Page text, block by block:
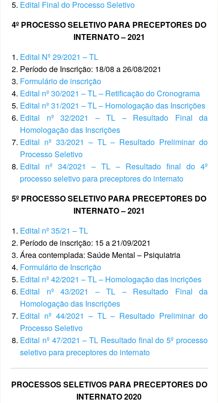
Edital Final do Processo Seletivo
4º PROCESSO SELETIVO PARA PRECEPTORES DO
INTERNATO – 2021
Edital Nº 29/2021 – TL
Período de Inscrição: 18/08 a 26/08/2021
Formulário de inscrição
Edital nº 30/2021 – TL – Retificação do Cronograma
Edital nº 31/2021 – TL – Homologação das Inscrições
Edital nº 32/2021 – TL – Resultado Final da
Homologação das Inscrições
Edital nº 33/2021 – TL – Resultado Preliminar do
Processo Seletivo
Edital nº 34/2021 – TL – Resultado final do 4º
processo seletivo para preceptores do internato
5º PROCESSO SELETIVO PARA PRECEPTORES DO
INTERNATO – 2021
Edital nº 35/21 – TL
Período de inscrição: 15 a 21/09/2021
Área contemplada: Saúde Mental – Psiquiatria
Formulário de Inscrição
Edital nº 42/2021 – TL – Homologação das incrições
Edital nº 43/2021 – TL – Resultado Final da
Homologação das Inscrições
Edital nº 44/2021 – TL – Resultado Preliminar do
Processo Seletivo
Edital nº 47/2021 – TL Resultado final do 5º processo
seletivo para preceptores do internato
PROCESSOS SELETIVOS PARA PRECEPTORES DO
INTERNATO 2020